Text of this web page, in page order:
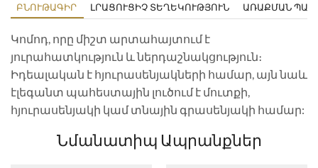
ԲՆՈՒԹԱԳԻՐ ԼՐԱՑՈՒՑԻՉ ՏԵՂԵԿՈՒԹՅՈՒՆ ԱՌԱՔՄԱՆ
Կոմոդ, որը միշտ արտահայտում է
յուրահատկություն և ներդաշնակցություն։
Իդեալական է հյուրասենյակների համար, այն նաև
էլեգանտ պահեստային լուծում է մուտքի,
հյուրասենյակի կամ տնային գրասենյակի համար:
Նմանատիպ Ապրանքներ